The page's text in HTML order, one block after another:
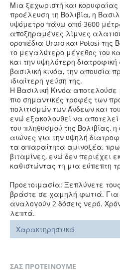
Μια ξεχωριστή και κορυφαίας
προέλευση τη Βολιβία, η
υψόμετρο πάνω από 3600
αποξηραμένες λίμνες
οροπέδια Uroro και Potosi της
το μεγαλύτερο μέγεθος του
και την υψηλότερη
βασιλική κινόα, την απουσία
ιδιαίτερη γεύση της.
Η Βασιλική Κινόα αποτελούσε
πιο σημαντικές τροφές των
πολιτισμών των Άνδεων και
ενώ εξακολουθεί να
του πληθυσμού της Βολιβίας,
αιώνες για την υψηλή
τα απαραίτητα αμινοξέα,
βιταμίνες, ενώ δεν περιέχει
καθιστώντας τη μια εύπεπτη
Προετοιμασία: Ξεπλύνετε
βράστε σε χαμηλή φωτιά. Για
αναλογούν 2 δόσεις νερό.
λεπτά.
Χαρακτηρηστικά
ΣΑΣ ΠΡΟΤΕΙΝΟΥΜΕ